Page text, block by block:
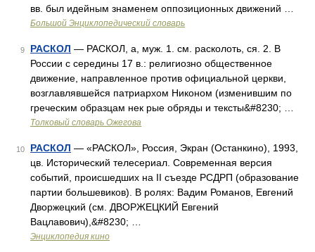
вв. был идейным знаменем оппозиционных движений …
Большой Энциклопедический словарь
9 РАСКОЛ — РАСКОЛ, а, муж. 1. см. расколоть, ся. 2. В
России с середины 17 в.: религиозно общественное
движение, направленное против официальной церкви,
возглавлявшейся патриархом Никоном (изменившим по
греческим образцам нек рые обряды и тексты&#8230; …
Толковый словарь Ожегова
10 РАСКОЛ — «РАСКОЛ», Россия, Экран (Останкино), 1993,
цв. Исторический телесериал. Современная версия
событий, происшедших на II съезде РСДРП (образование
партии большевиков). В ролях: Вадим Романов, Евгений
Дворжецкий (см. ДВОРЖЕЦКИЙ Евгений
Вацлавович),&#8230; …
Энциклопедия кино